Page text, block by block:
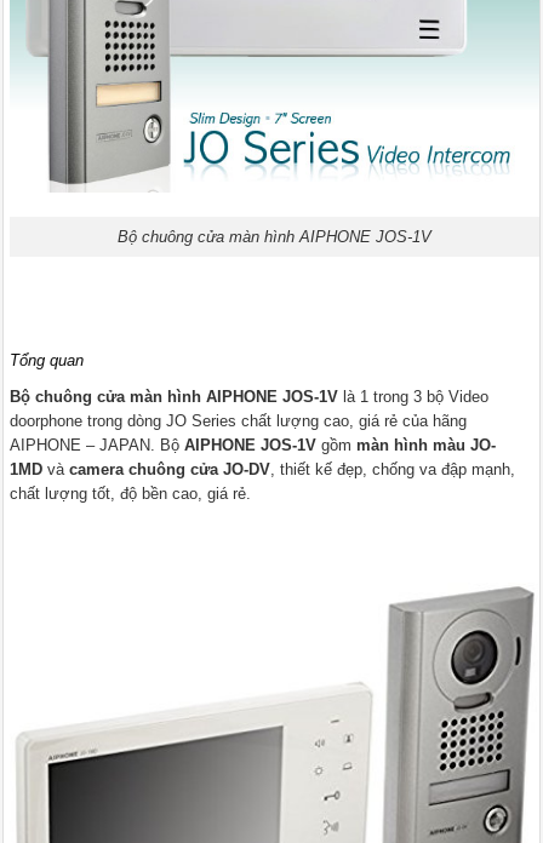
Bộ chuông cửa màn hình AIPHONE JOS-1V
Tổng quan
Bộ chuông cửa màn hình AIPHONE JOS-1V là 1 trong 3 bộ Video
doorphone trong dòng JO Series chất lượng cao, giá rẻ của hãng
AIPHONE – JAPAN. BộAIPHONE JOS-1V gồmmàn hình màu JO-
1MD vàcamera chuông cửa JO-DV , thiết kế đẹp, chống va đập mạnh,
chất lượng tốt, độ bền cao, giá rẻ.